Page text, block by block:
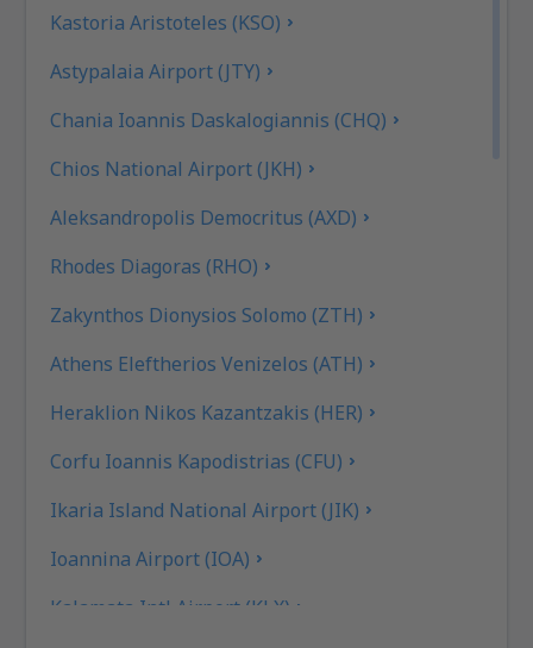
Kastoria Aristoteles (KSO)
Astypalaia Airport (JTY)
Chania Ioannis Daskalogiannis (CHQ)
Chios National Airport (JKH)
Aleksandropolis Democritus (AXD)
Rhodes Diagoras (RHO)
Zakynthos Dionysios Solomo (ZTH)
Athens Eleftherios Venizelos (ATH)
Heraklion Nikos Kazantzakis (HER)
Corfu Ioannis Kapodistrias (CFU)
Ikaria Island National Airport (JIK)
Ioannina Airport (IOA)
Kalamata Intl Airport (KLX)